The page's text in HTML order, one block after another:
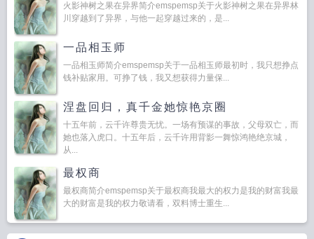
火影神树之果在异界简介emspemsp关于火影神树之果在异界林
川穿越到了异界，与他一起穿越过来的，是...
一品相玉师
一品相玉师简介emspemsp关于一品相玉师最初时，我只想挣点
钱补贴家用。可挣了钱，我又想获得力量保...
涅盘回归，真千金她惊艳京圈
十五年前，云千许尊贵无忧。一场有预谋的事故，父母双亡，而
她也落入虎口。十五年后，云千许用背影一舞惊鸿艳绝京城，
从...
最权商
最权商简介emspemsp关于最权商我最大的权力是我的财富我最
大的财富是我的权力敬请看，双料博士重生...